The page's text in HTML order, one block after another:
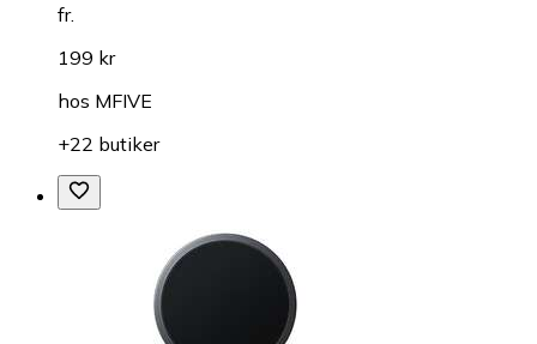
fr.
199 kr
hos MFIVE
+22 butiker